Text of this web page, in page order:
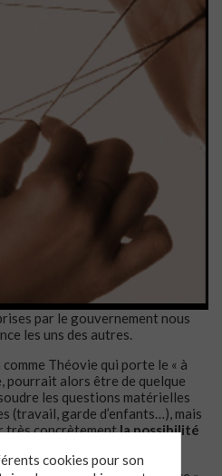
par le gouvernement nous
les uns des autres.
Théovie qui porte le « à
pourrait alors être de quelque
les questions matérielles
(travail, garde d’enfants…), mais
très concrètementla possibilité
cookies pour son